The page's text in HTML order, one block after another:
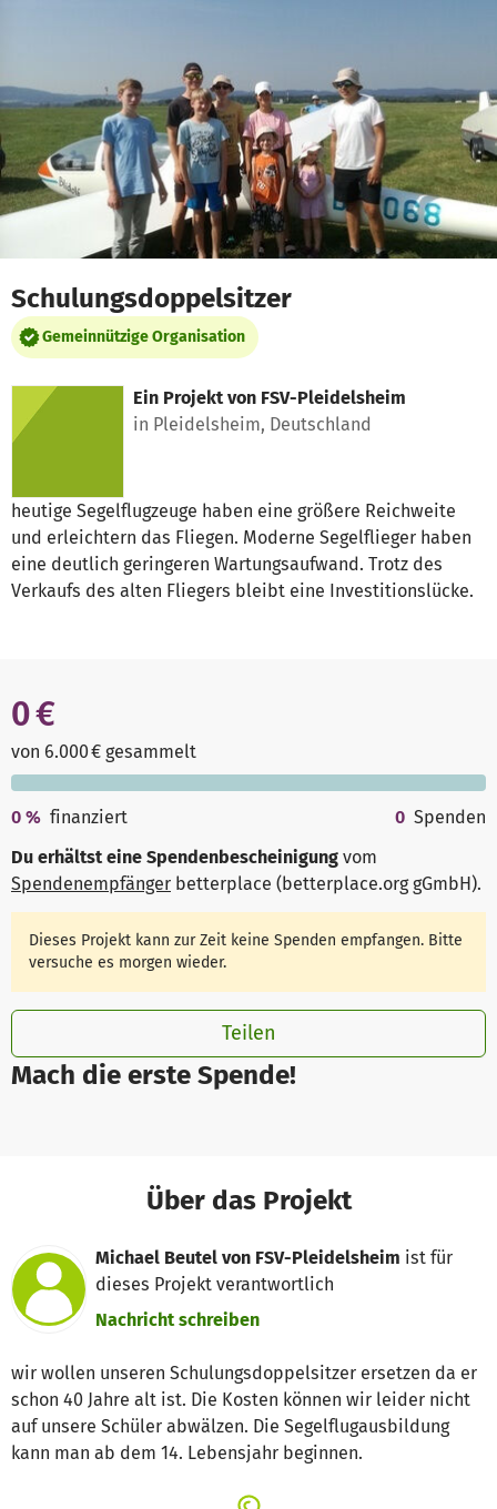
Schulungsdoppelsitzer
Gemeinnützige Organisation
Ein Projekt von FSV-Pleidelsheim
in Pleidelsheim, Deutschland
heutige Segelflugzeuge haben eine größere Reichweite
und erleichtern das Fliegen. Moderne Segelflieger haben
eine deutlich geringeren Wartungsaufwand. Trotz des
Verkaufs des alten Fliegers bleibt eine Investitionslücke.
Mach die erste Spende!
0 €
von 6.000 € gesammelt
0 % finanziert 0 Spenden
Du erhältst eine Spendenbescheinigung vom
Spendenempfänger betterplace (betterplace.org gGmbH).
Dieses Projekt kann zur Zeit keine Spenden empfangen. Bitte
versuche es morgen wieder.
Teilen
Über das Projekt
Michael Beutel von FSV-Pleidelsheim ist für
dieses Projekt verantwortlich
Nachricht schreiben
wir wollen unseren Schulungsdoppelsitzer ersetzen da er
schon 40 Jahre alt ist. Die Kosten können wir leider nicht
auf unsere Schüler abwälzen. Die Segelflugausbildung
kann man ab dem 14. Lebensjahr beginnen.